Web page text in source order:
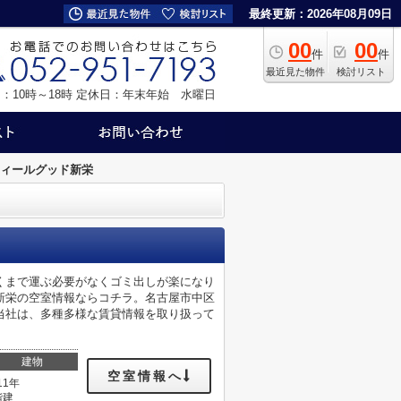
最終更新：2026年08月09日
00件
最近見た物件
00件
検討リスト
10時～18時 定休日：年末年始 水曜日
ールグッド新栄
で運ぶ必要がなくゴミ出しが楽になり
の空室情報ならコチラ。名古屋市中区
は、多種多様な賃貸情報を取り扱って
建物
年
建
空室情報へ